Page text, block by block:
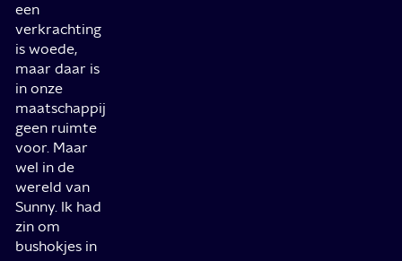
een
verkrachting
is woede,
maar daar is
in onze
maatschappij
geen ruimte
voor. Maar
wel in de
wereld van
Sunny. Ik had
zin om
bushokjes in